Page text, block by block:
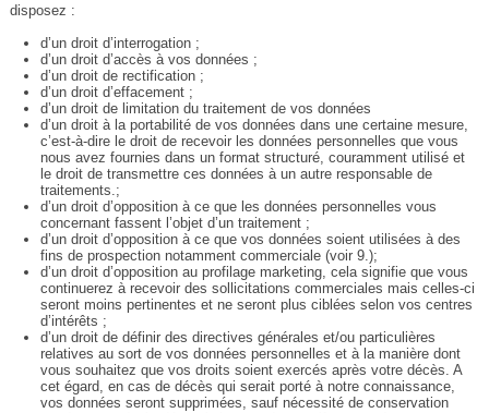
disposez :
d’un droit d’interrogation ;
d’un droit d’accès à vos données ;
d’un droit de rectification ;
d’un droit d’effacement ;
d’un droit de limitation du traitement de vos données
d’un droit à la portabilité de vos données dans une certaine mesure,
c’est-à-dire le droit de recevoir les données personnelles que vous
nous avez fournies dans un format structuré, couramment utilisé et
le droit de transmettre ces données à un autre responsable de
traitements.;
d’un droit d’opposition à ce que les données personnelles vous
concernant fassent l’objet d’un traitement ;
d’un droit d’opposition à ce que vos données soient utilisées à des
fins de prospection notamment commerciale (voir 9.);
d’un droit d’opposition au profilage marketing, cela signifie que vous
continuerez à recevoir des sollicitations commerciales mais celles-ci
seront moins pertinentes et ne seront plus ciblées selon vos centres
d’intérêts ;
d’un droit de définir des directives générales et/ou particulières
relatives au sort de vos données personnelles et à la manière dont
vous souhaitez que vos droits soient exercés après votre décès. A
cet égard, en cas de décès qui serait porté à notre connaissance,
vos données seront supprimées, sauf nécessité de conservation